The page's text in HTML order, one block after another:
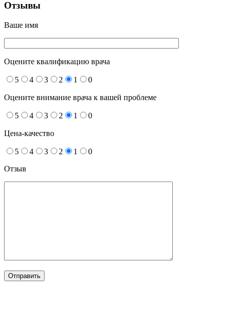
Отзывы
Ваше имя
Оцените квалификацию врача
5 4 3 2 1 0
Оцените внимание врача к вашей проблеме
5 4 3 2 1 0
Цена-качество
5 4 3 2 1
0
Отзыв